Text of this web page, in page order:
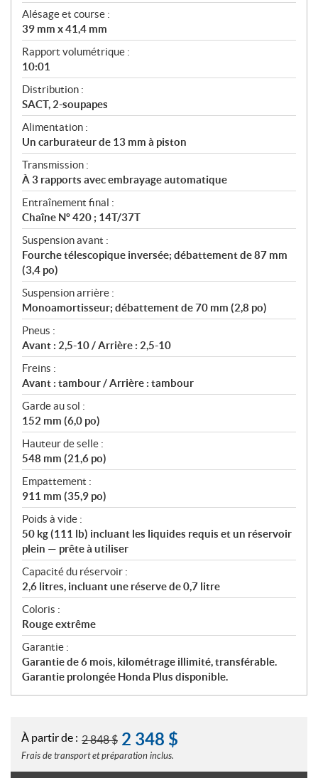
Alésage et course :
39 mm x 41,4 mm
Rapport volumétrique :
10:01
Distribution :
SACT, 2-soupapes
Alimentation :
Un carburateur de 13 mm à piston
Transmission :
À 3 rapports avec embrayage automatique
Entraînement final :
Chaîne Nº 420 ; 14T/37T
Suspension avant :
Fourche télescopique inversée; débattement de 87 mm
(3,4 po)
Suspension arrière :
Monoamortisseur; débattement de 70 mm (2,8 po)
Pneus :
Avant : 2,5-10 / Arrière : 2,5-10
Freins :
Avant : tambour / Arrière : tambour
Garde au sol :
152 mm (6,0 po)
Hauteur de selle :
548 mm (21,6 po)
Empattement :
911 mm (35,9 po)
Poids à vide :
50 kg (111 lb) incluant les liquides requis et un réservoir
plein — prête à utiliser
Capacité du réservoir :
2,6 litres, incluant une réserve de 0,7 litre
Coloris :
Rouge extrême
Garantie :
Garantie de 6 mois, kilométrage illimité, transférable.
Garantie prolongée Honda Plus disponible.
À partir de : 2 848$ 2 348 $
Frais de transport et préparation inclus.